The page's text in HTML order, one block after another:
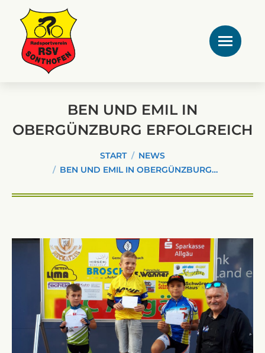
BEN UND EMIL IN
OBERGÜNZBURG ERFOLGREICH
START
NEWS
BEN UND EMIL IN OBERGÜNZBURG…